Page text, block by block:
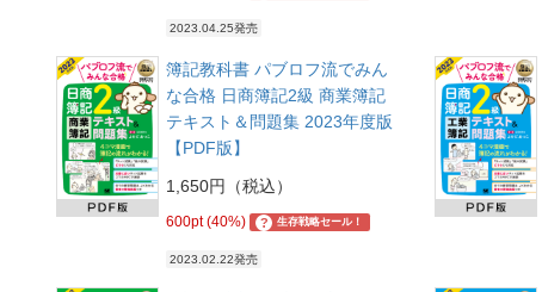
2023.04.25発売
簿記教科書 パブロフ流でみん
な合格 日商簿記2級 商業簿記
テキスト＆問題集 2023年度版
【PDF版】
1,650円（税込）
600pt (40%) ? 生存戦略セール！
2023.02.22発売